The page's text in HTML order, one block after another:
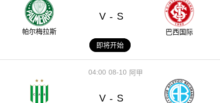
帕尔梅拉斯
V - S
巴西国际
即将开始
08-10
04:00 阿甲
V - S